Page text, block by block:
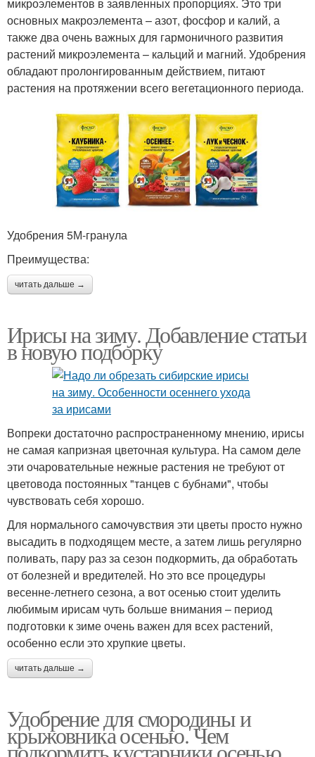
основных макроэлемента – азот, фосфор и калий, а
также два очень важных для гармоничного развития
растений микроэлемента – кальций и магний. Удобрения
обладают пролонгированным действием, питают
растения на протяжении всего вегетационного периода.
Удобрения 5М-гранула
Преимущества:
читать дальше →
Ирисы на зиму. Добавление статьи
в новую подборку
Вопреки достаточно распространенному мнению, ирисы
не самая капризная цветочная культура. На самом деле
эти очаровательные нежные растения не требуют от
цветовода постоянных "танцев с бубнами", чтобы
чувствовать себя хорошо.
Для нормального самочувствия эти цветы просто нужно
высадить в подходящем месте, а затем лишь регулярно
поливать, пару раз за сезон подкормить, да обработать
от болезней и вредителей. Но это все процедуры
весенне-летнего сезона, а вот осенью стоит уделить
любимым ирисам чуть больше внимания – период
подготовки к зиме очень важен для всех растений,
особенно если это хрупкие цветы.
читать дальше →
Удобрение для смородины и
крыжовника осенью. Чем